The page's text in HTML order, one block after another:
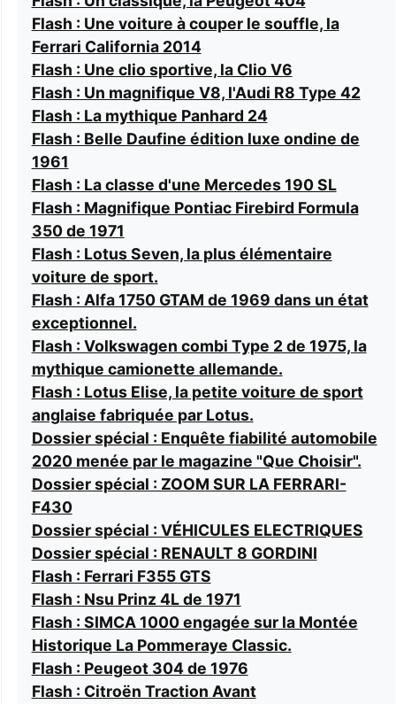
Flash : Une voiture à couper le souffle, la
Ferrari California 2014
Flash : Une clio sportive, la Clio V6
Flash : Un magnifique V8, l'Audi R8 Type 42
Flash : La mythique Panhard 24
Flash : Belle Daufine édition luxe ondine de
1961
Flash : La classe d'une Mercedes 190 SL
Flash : Magnifique Pontiac Firebird Formula
350 de 1971
Flash : Lotus Seven, la plus élémentaire
voiture de sport.
Flash : Alfa 1750 GTAM de 1969 dans un état
exceptionnel.
Flash : Volkswagen combi Type 2 de 1975, la
mythique camionette allemande.
Flash : Lotus Elise, la petite voiture de sport
anglaise fabriquée par Lotus.
Dossier spécial : Enquête fiabilité automobile
2020 menée par le magazine "Que Choisir".
Dossier spécial : ZOOM SUR LA FERRARI-
F430
Dossier spécial : VÉHICULES ELECTRIQUES
Dossier spécial : RENAULT 8 GORDINI
Flash : Ferrari F355 GTS
Flash : Nsu Prinz 4L de 1971
Flash : SIMCA 1000 engagée sur la Montée
Historique La Pommeraye Classic.
Flash : Peugeot 304 de 1976
Flash : Citroën Traction Avant